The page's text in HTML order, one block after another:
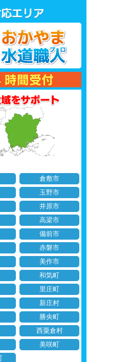
倉敷市
玉野市
井原市
高梁市
備前市
赤磐市
美作市
和気町
里庄町
新庄村
勝央町
西粟倉村
美咲町